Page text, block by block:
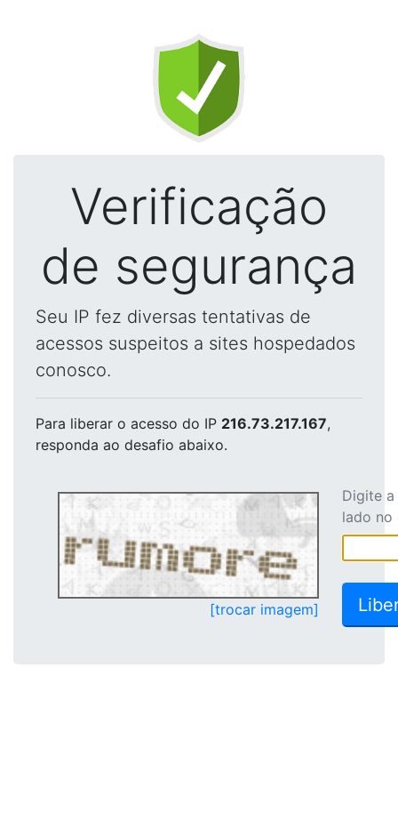
Verificação
de segurança
Seu IP fez diversas tentativas de
acessos suspeitos a sites hospedados
conosco.
Para liberar o acesso do IP 216.73.217.167,
responda ao desafio abaixo.
[trocar imagem]
Digite
lado no